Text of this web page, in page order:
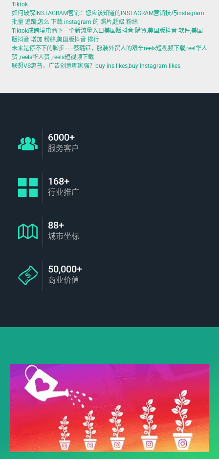
Tiktok
如何破解INSTAGRAM营销：您应该知道的INSTAGRAM营销技巧instagram
批量 追蹤,怎么 下载 instagram 的 照片,超級 粉絲
Tiktok成跨境电商下一个新流量入口美国版抖音 購買,美国版抖音 软件,美国
版抖音 增加 粉絲,美国版抖音 排行
未来是停不下的脚步——蔡璐钰，服装外贸人的艰辛reels短视频下载,reel华人
赞 ,reels华人赞 ,reels短视频下载
联想VS惠普，广告创意哪家强？buy ins likes,buy Instagram likes
6000+
服务客户
168+
行业推广
88+
城市坐标
50,000+
商业价值